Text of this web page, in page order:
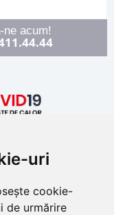
uri
cookie-
de urmărire
ne acum!